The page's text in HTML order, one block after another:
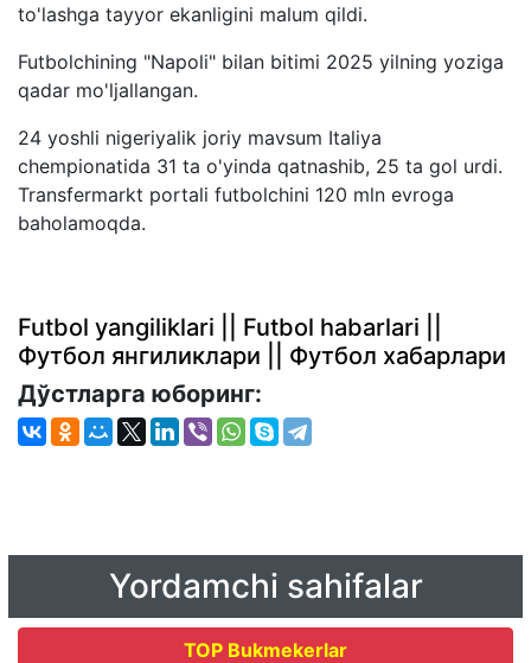
to'lashga tayyor ekanligini malum qildi.
Futbolchining "Napoli" bilan bitimi 2025 yilning yoziga
qadar mo'ljallangan.
24 yoshli nigeriyalik joriy mavsum Italiya
chempionatida 31 ta o'yinda qatnashib, 25 ta gol urdi.
Transfermarkt portali futbolchini 120 mln evroga
baholamoqda.
Futbol yangiliklari || Futbol habarlari ||
Футбол янгиликлари || Футбол хабарлари
Дўстларга юборинг:
Yordamchi sahifalar
TOP Bukmekerlar